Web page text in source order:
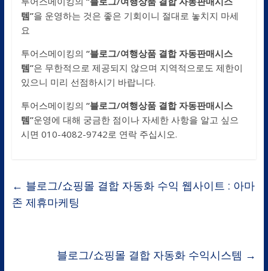
템”을 운영하는 것은 좋은 기회이니 절대로 놓치지 마세
요
투어스메이킹의 “블로그/여행상품 결합 자동판매시스
템”은 무한적으로 제공되지 않으며 지역적으로도 제한이
있으니 미리 선점하시기 바랍니다.
투어스메이킹의 “블로그/여행상품 결합 자동판매시스
템”운영에 대해 궁금한 점이나 자세한 사항을 알고 싶으
시면 010-4082-9742로 연락 주십시오.
← 블로그/쇼핑몰 결합 자동화 수익 웹사이트 : 아마
존 제휴마케팅
블로그/쇼핑몰 결합 자동화 수익시스템 →